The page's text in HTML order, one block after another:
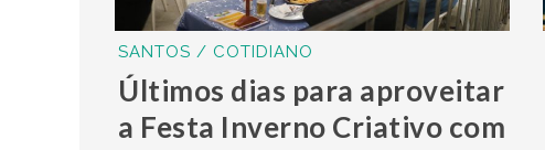
SANTOS / COTIDIANO
Últimos dias para aproveitar
a Festa Inverno Criativo com